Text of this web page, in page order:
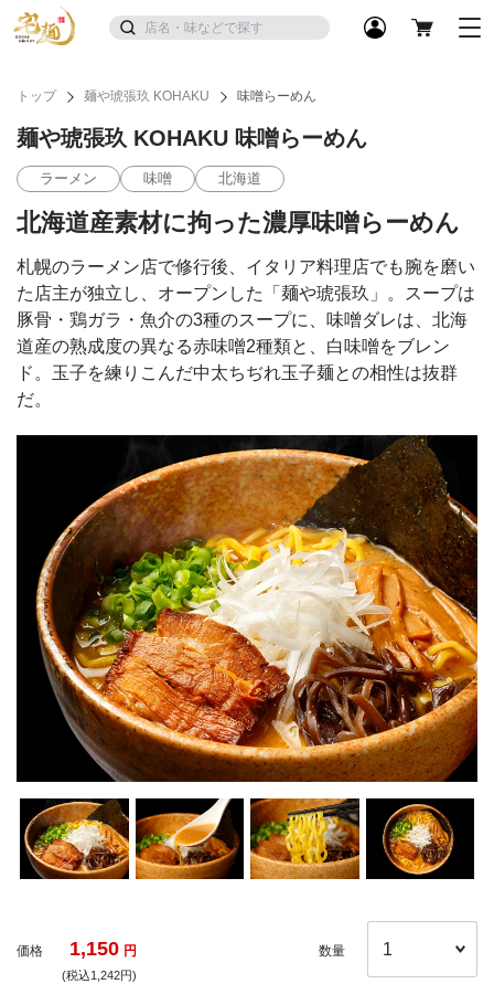
トップ 麺や琥張玖 KOHAKU 味噌らーめん
麺や琥張玖 KOHAKU 味噌らーめん
ラーメン 味噌 北海道
北海道産素材に拘った濃厚味噌らーめん
札幌のラーメン店で修行後、イタリア料理店でも腕を磨い
た店主が独立し、オープンした「麺や琥張玖」。スープは
豚骨・鶏ガラ・魚介の3種のスープに、味噌ダレは、北海
道産の熟成度の異なる赤味噌2種類と、白味噌をブレン
ド。玉子を練りこんだ中太ちぢれ玉子麺との相性は抜群
だ。
価格 1,150 円
(税込1,242円)
数量